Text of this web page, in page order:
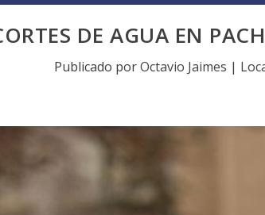
DE AGUA EN
Publicado porOctavio Jaimes |